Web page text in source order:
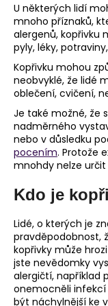
U některých lidí
mnoho příznaků,
alergenů, kopřivku
pyly, léky,
Kopřivku mohou
neobvyklé, že lidé
oblečení, cvičení,
Je také možné, že
nadměrného
nebo v důsledku
pocením. Protože
mnohdy nelze
Kdo je
Lidé, o kterých je
pravděpodobnost,
kopřivky může
jste nevědomky
alergičtí, například
onemocněli
být náchylnější ke